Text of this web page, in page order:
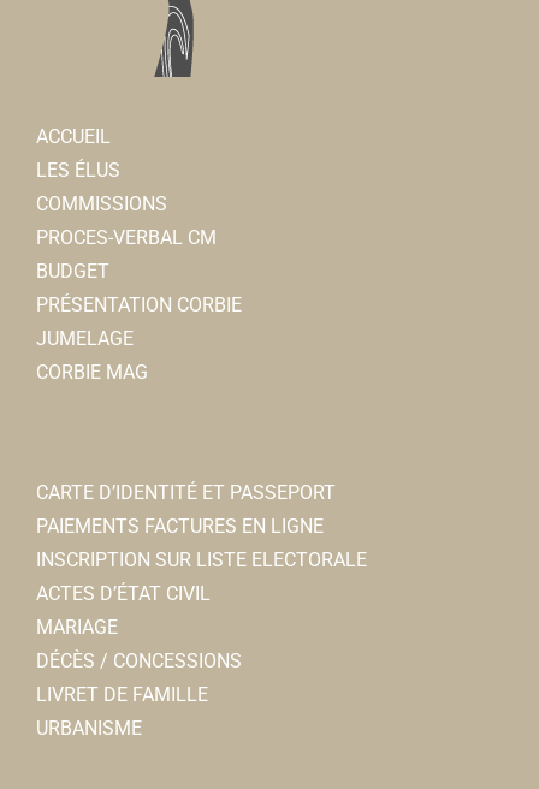
ACCUEIL
LES ÉLUS
COMMISSIONS
PROCES-VERBAL CM
BUDGET
PRÉSENTATION CORBIE
JUMELAGE
CORBIE MAG
CARTE D’IDENTITÉ ET PASSEPORT
PAIEMENTS FACTURES EN LIGNE
INSCRIPTION SUR LISTE ELECTORALE
ACTES D’ÉTAT CIVIL
MARIAGE
DÉCÈS / CONCESSIONS
LIVRET DE FAMILLE
URBANISME